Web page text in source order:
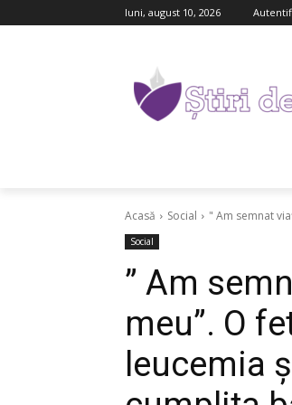
luni, august 10, 2026
Acasă Social " Am semnat
Social
” Am
meu”. O
leucemia